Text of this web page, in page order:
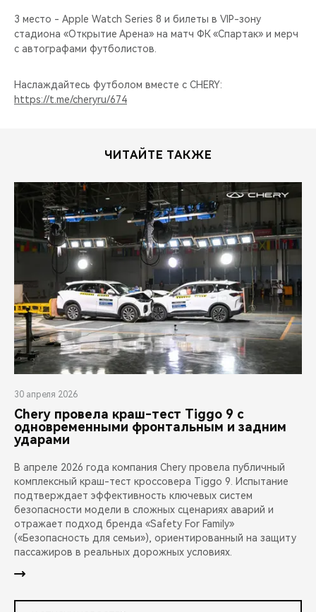
3 место - Apple Watch Series 8 и билеты в VIP-зону
стадиона «Открытие Арена» на матч ФК «Спартак» и мерч
с автографами футболистов.
Наслаждайтесь футболом вместе с CHERY:
https://t.me/cheryru/674
ЧИТАЙТЕ ТАКЖЕ
30 апреля 2026
Chery провела краш-тест Tiggo 9 с
одновременными фронтальным и задним
ударами
В апреле 2026 года компания Chery провела публичный
комплексный краш-тест кроссовера Tiggo 9. Испытание
подтверждает эффективность ключевых систем
безопасности модели в сложных сценариях аварий и
отражает подход бренда «Safety For Family»
(«Безопасность для семьи»), ориентированный на защиту
пассажиров в реальных дорожных условиях.